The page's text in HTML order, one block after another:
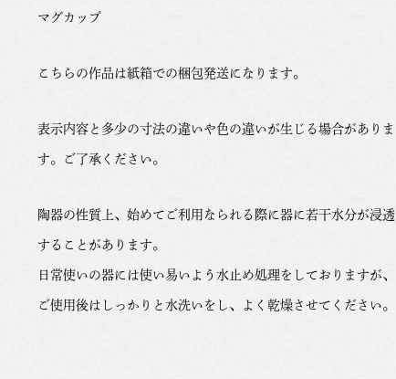
マグカップ
こちらの作品は紙箱での梱包発送になります。
表示内容と多少の寸法の違いや色の違いが生じる場合がありま
す。ご了承ください。
陶器の性質上、始めてご利用なられる際に器に若干水分が浸透
することがあります。
日常使いの器には使い易いよう水止め処理をしておりますが、
ご使用後はしっかりと水洗いをし、よく乾燥させてください。